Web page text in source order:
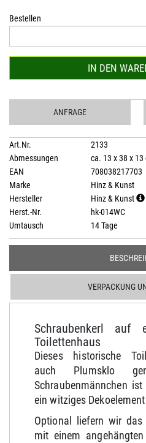
Bestellen
IN DEN
ANFRAGE
Art.Nr.
2133
Abmessungen
ca. 13 x 38 x 13
EAN
708038217703
Marke
Hinz & Kunst
Hersteller
Hinz & Kunst
Herst.-Nr.
hk-014WC
Umtausch
14 Tage
VERPACKUNG
Schraubenkerl auf
Toilettenhaus
Dieses historische
auch Plumsklo
Schraubenmännchen
ein witziges
Optional liefern wir das
mit einem